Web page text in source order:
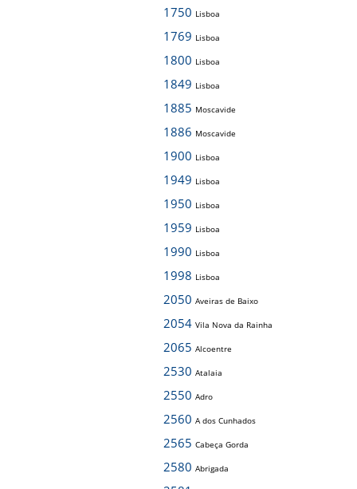
1750 Lisboa
1769 Lisboa
1800 Lisboa
1849 Lisboa
1885 Moscavide
1886 Moscavide
1900 Lisboa
1949 Lisboa
1950 Lisboa
1959 Lisboa
1990 Lisboa
1998 Lisboa
2050 Aveiras de Baixo
2054 Vila Nova da Rainha
2065 Alcoentre
2530 Atalaia
2550 Adro
2560 A dos Cunhados
2565 Cabeça Gorda
2580 Abrigada